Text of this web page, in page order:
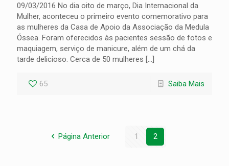
09/03/2016 No dia oito de março, Dia Internacional da
Mulher, aconteceu o primeiro evento comemorativo para
as mulheres da Casa de Apoio da Associação da Medula
Óssea. Foram oferecidos às pacientes sessão de fotos e
maquiagem, serviço de manicure, além de um chá da
tarde delicioso. Cerca de 50 mulheres […]
65 Saiba Mais
Página Anterior 1 2